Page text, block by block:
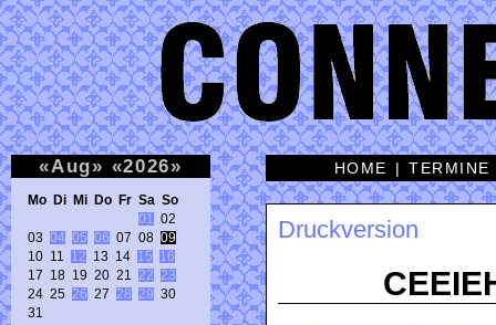
«Aug» «2026»
Mo Di Mi Do Fr Sa So
01
02
03 04 05 06 07 08 09
10 11 12 13 14 15
16
17 18 19 20 21 22
23
24 25 26 27 28 29 30
31
HOME |TERMINE
Druckversion